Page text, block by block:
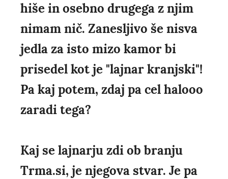
hiše in osebno drugega z njim
nimam nič. Zanesljivo še nisva
jedla za isto mizo kamor bi
prisedel kot je "lajnar kranjski"!
Pa kaj potem, zdaj pa cel halooo
zaradi tega?
Kaj se lajnarju zdi ob branju
Trma.si, je njegova stvar. Je pa